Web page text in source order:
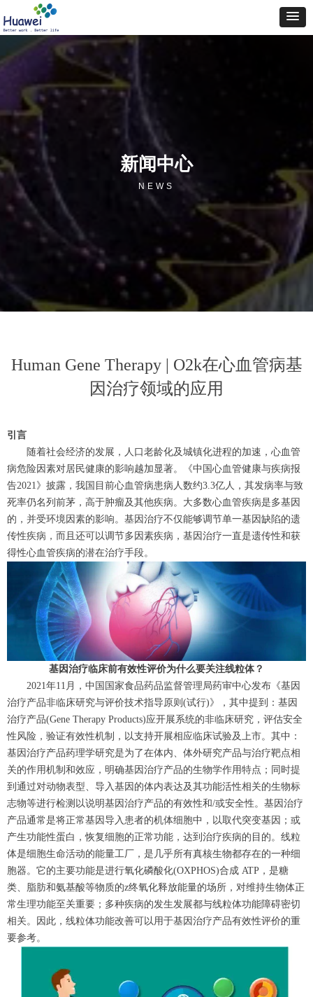
Human Gene Therapy | O2k在心血管病基
因治疗领域的应用
引言
随着社会经济的发展，人口老龄化及城镇化进程的加速，心血管
病危险因素对居民健康的影响越加显著。《中国心血管健康与疾病报
告2021》披露，我国目前心血管病患病人数约3.3亿人，其发病率与致
死率仍名列前茅，高于肿瘤及其他疾病。大多数心血管疾病是多基因
的，并受环境因素的影响。基因治疗不仅能够调节单一基因缺陷的遗
传性疾病，而且还可以调节多因素疾病，基因治疗一直是遗传性和获
得性心血管疾病的潜在治疗手段。
基因治疗临床前有效性评价为什么要关注线粒体？
2021年11月，中国国家食品药品监督管理局药审中心发布《基因
治疗产品非临床研究与评价技术指导原则(试行)》，其中提到：基因
治疗产品(Gene Therapy Products)应开展系统的非临床研究，评估安全
性风险，验证有效性机制，以支持开展相应临床试验及上市。其中：
基因治疗产品药理学研究是为了在体内、体外研究产品与治疗靶点相
关的作用机制和效应，明确基因治疗产品的生物学作用特点；同时提
到通过对动物表型、导入基因的体内表达及其功能活性相关的生物标
志物等进行检测以说明基因治疗产品的有效性和/或安全性。基因治疗
产品通常是将正常基因导入患者的机体细胞中，以取代突变基因；或
产生功能性蛋白，恢复细胞的正常功能，达到治疗疾病的目的。线粒
体是细胞生命活动的能量工厂，是几乎所有真核生物都存在的一种细
胞器。它的主要功能是进行氧化磷酸化(OXPHOS)合成 ATP，是糖
类、脂肪和氨基酸等物质的z终氧化释放能量的场所，对维持生物体正
常生理功能至关重要；多种疾病的发生发展都与线粒体功能障碍密切
相关。因此，线粒体功能改善可以用于基因治疗产品有效性评价的重
要参考。
新闻中心
NEWS